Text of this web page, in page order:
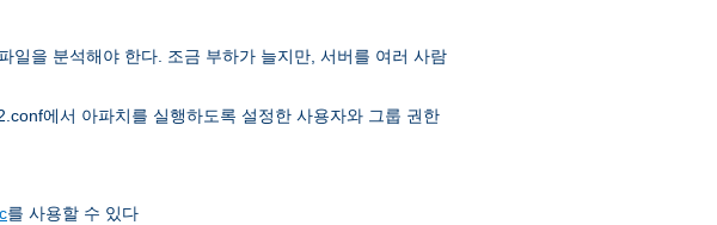
일을 분석해야 한다. 조금 부하가 늘지만, 서버를 여러 사람
에서 아파치를 실행하도록 설정한 사용자와 그룹 권한
를 사용할 수 있다